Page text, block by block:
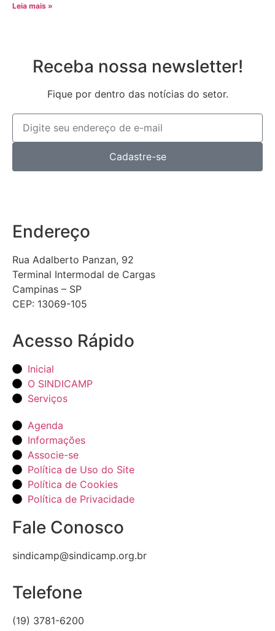
Leia mais »
Receba nossa newsletter!
Fique por dentro das notícias do setor.
Cadastre-se
Endereço
Rua Adalberto Panzan, 92
Terminal Intermodal de Cargas
Campinas – SP
CEP: 13069-105
Acesso Rápido
Inicial
O SINDICAMP
Serviços
Agenda
Informações
Associe-se
Política de Uso do Site
Política de Cookies
Política de Privacidade
Fale Conosco
sindicamp@sindicamp.org.br
Telefone
(19) 3781-6200